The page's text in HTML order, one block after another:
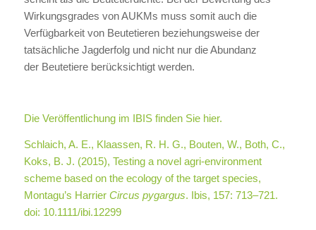
Wirkungsgrades von AUKMs muss somit auch die
Verfügbarkeit von Beutetieren beziehungsweise der
tatsächliche Jagderfolg und nicht nur die Abundanz
der Beutetiere berücksichtigt werden.
Die Veröffentlichung im IBIS finden Sie hier.
Schlaich, A. E., Klaassen, R. H. G., Bouten, W., Both, C.,
Koks, B. J. (2015), Testing a novel agri-environment
scheme based on the ecology of the target species,
Montagu’s Harrier Circus pygargus. Ibis, 157: 713–721.
doi: 10.1111/ibi.12299